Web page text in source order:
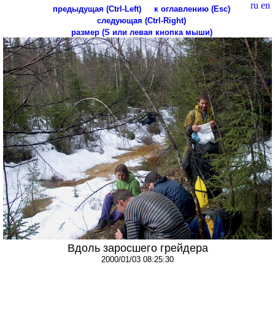
ru en
предыдущая (Ctrl-Left)
к оглавлению (Esc)
следующая (Ctrl-Right)
размер (S или левая кнопка мыши)
Вдоль заросшего грейдера
2000/01/03 08:25:30